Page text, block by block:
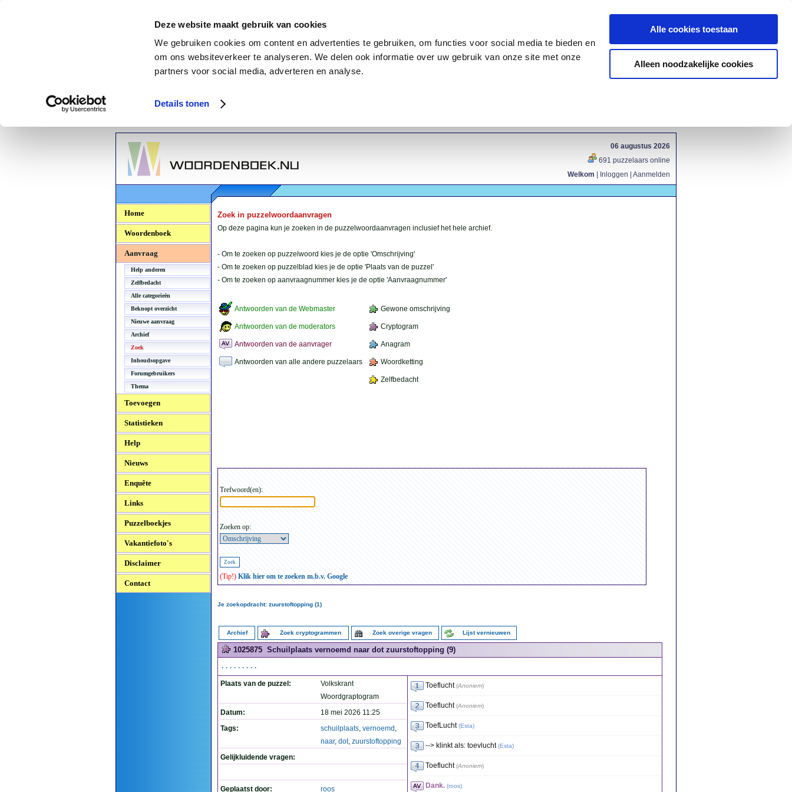
Deze website maakt gebruik van cookies
We gebruiken cookies om content en advertenties te gebruiken, om functies voor social media te bieden en
om ons websiteverkeer te analyseren. We delen ook informatie over uw gebruik van onze site met onze
partners voor social media, adverteren en analyse.
Details tonen
Alle cookies toestaan
Alleen noodzakelijke cookies
Woordenboek.NU
06 augustus 2026
691 puzzelaars online
Welkom
Inloggen Aanmelden
Home
Woordenboek
Aanvraag
Help anderen
Zelfbedacht
Alle categorieën
Beknopt overzicht
Nieuwe aanvraag
Archief
Zoek
Inhoudsopgave
Forumgebruikers
Thema
Toevoegen
Statistieken
Help
Nieuws
Enquête
Links
Puzzelboekjes
Vakantiefoto's
Disclaimer
Contact
Zoek in puzzelwoordaanvragen
Op deze pagina kun je zoeken in de puzzelwoordaanvragen inclusief het hele archief.
- Om te zoeken op puzzelwoord kies je de optie 'Omschrijving'
- Om te zoeken op puzzelblad kies je de optie 'Plaats van de puzzel'
- Om te zoeken op aanvraagnummer kies je de optie 'Aanvraagnummer'
Antwoorden van de Webmaster Gewone omschrijving
Antwoorden van de moderators Cryptogram
Antwoorden van de aanvrager Anagram
Antwoorden van alle andere puzzelaars Woordketting
Zelfbedacht
Trefwoord(en):
Zoeken op:
(Tip!) Klik hier om te zoeken m.b.v. Google
Je zoekopdracht: zuurstoftopping (1)
Archief Zoek cryptogrammen Zoek overige vragen Lijst vernieuwen
1025875 Schuilplaats vernoemd naar dot zuurstoftopping (9)
.........
Plaats van de puzzel:
Volkskrant
Woordgraptogram
Datum:
18 mei 2026 11:25
Tags:
schuilplaats, vernoemd ,
naar, dot, zuurstoftopping
Gelijkluidende vragen:
Geplaatst door: roos
Toeflucht (Anoniem)
Toeflucht (Anoniem)
ToefLucht (Esta)
--> klinkt als: toevlucht (Esta)
Toeflucht (Anoniem)
Dank. (roos)